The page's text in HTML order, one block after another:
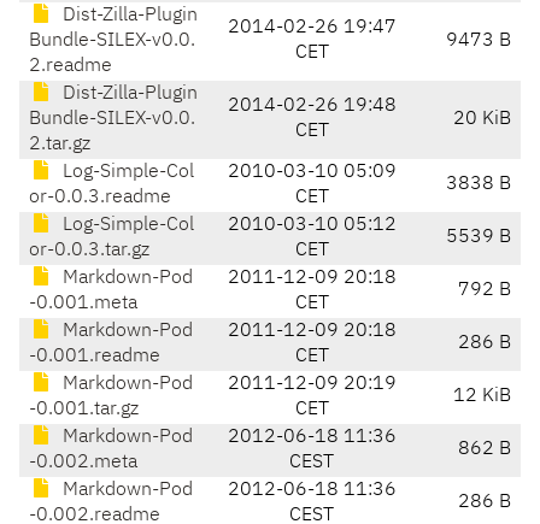
Dist-Zilla-Plugin
Bundle-SILEX-v0.0.
2.readme
2014-02-26 19:47
CET
9473 B
Dist-Zilla-Plugin
Bundle-SILEX-v0.0.
2.tar.gz
2014-02-26 19:48
CET
20 KiB
Log-Simple-Col
or-0.0.3.readme
2010-03-10 05:09
CET
3838 B
Log-Simple-Col
or-0.0.3.tar.gz
2010-03-10 05:12
CET
5539 B
Markdown-Pod
-0.001.meta
2011-12-09 20:18
CET
792 B
Markdown-Pod
-0.001.readme
2011-12-09 20:18
CET
286 B
Markdown-Pod
-0.001.tar.gz
2011-12-09 20:19
CET
12 KiB
Markdown-Pod
-0.002.meta
2012-06-18 11:36
CEST
862 B
Markdown-Pod
-0.002.readme
2012-06-18 11:36
CEST
286 B